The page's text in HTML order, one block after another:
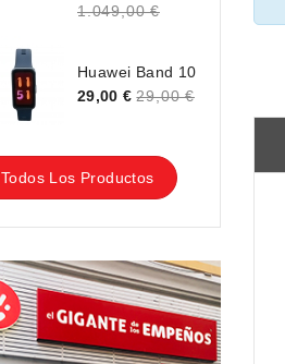
1.049,00 €
Huawei Band 10
29,00 € 29,00 €
Todos Los Productos